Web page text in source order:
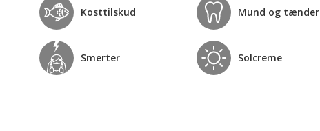
Kosttilskud Mund og tænder
Smerter Solcreme